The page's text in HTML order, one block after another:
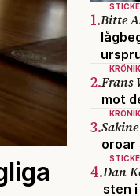
1.Bitte
2.Frans
mot
3.
oroar
4.Dan
sten